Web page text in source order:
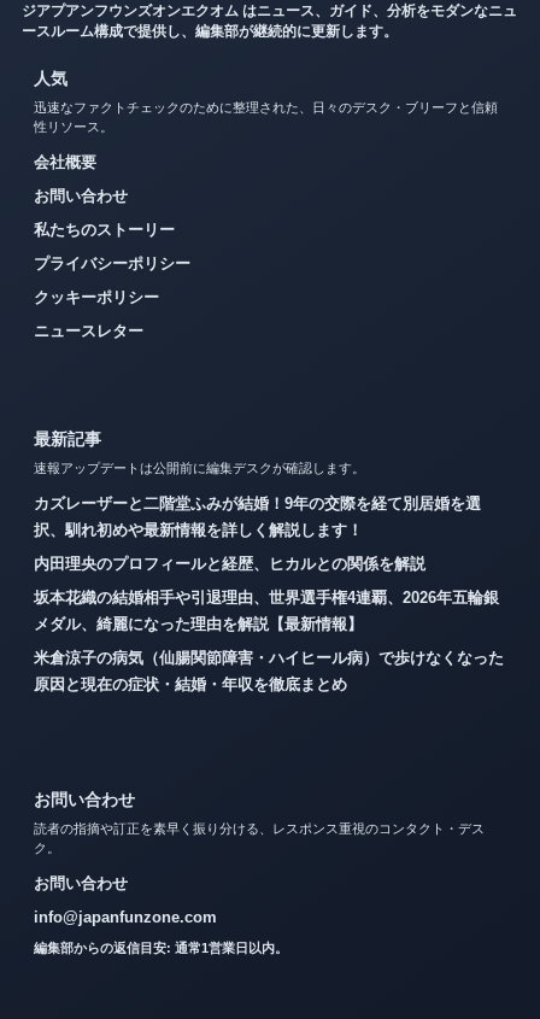
ジアプアンフウンズオンエクオム はニュース、ガイド、分析をモダンなニュ
ースルーム構成で提供し、編集部が継続的に更新します。
人気
迅速なファクトチェックのために整理された、日々のデスク・ブリーフと信頼
性リソース。
会社概要
お問い合わせ
私たちのストーリー
プライバシーポリシー
クッキーポリシー
ニュースレター
最新記事
速報アップデートは公開前に編集デスクが確認します。
カズレーザーと二階堂ふみが結婚！9年の交際を経て別居婚を選
択、馴れ初めや最新情報を詳しく解説します！
内田理央のプロフィールと経歴、ヒカルとの関係を解説
坂本花織の結婚相手や引退理由、世界選手権4連覇、2026年五輪銀
メダル、綺麗になった理由を解説【最新情報】
米倉涼子の病気（仙腸関節障害・ハイヒール病）で歩けなくなった
原因と現在の症状・結婚・年収を徹底まとめ
お問い合わせ
読者の指摘や訂正を素早く振り分ける、レスポンス重視のコンタクト・デス
ク。
お問い合わせ
info@japanfunzone.com
編集部からの返信目安: 通常1営業日以内。